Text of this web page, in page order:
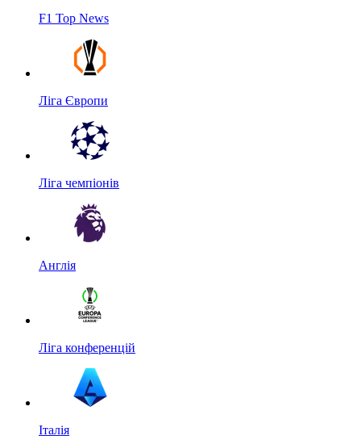
F1 Top News
Ліга Європи
Ліга чемпіонів
Англія
Ліга конференцій
Італія